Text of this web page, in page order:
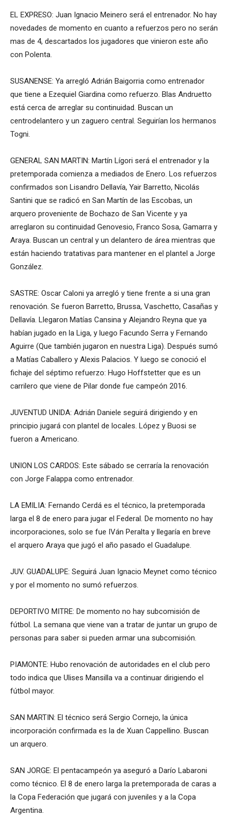
EL EXPRESO: Juan Ignacio Meinero será el entrenador. No hay
novedades de momento en cuanto a refuerzos pero no serán
mas de 4, descartados los jugadores que vinieron este año
con Polenta.
SUSANENSE: Ya arregló Adrián Baigorria como entrenador
que tiene a Ezequiel Giardina como refuerzo. Blas Andruetto
está cerca de arreglar su continuidad. Buscan un
centrodelantero y un zaguero central. Seguirían los hermanos
Togni.
GENERAL SAN MARTIN: Martín Lígori será el entrenador y la
pretemporada comienza a mediados de Enero. Los refuerzos
confirmados son Lisandro Dellavía, Yair Barretto, Nicolás
Santini que se radicó en San Martín de las Escobas, un
arquero proveniente de Bochazo de San Vicente y ya
arreglaron su continuidad Genovesio, Franco Sosa, Gamarra y
Araya. Buscan un central y un delantero de área mientras que
están haciendo tratativas para mantener en el plantel a Jorge
González.
SASTRE: Oscar Caloni ya arregló y tiene frente a si una gran
renovación. Se fueron Barretto, Brussa, Vaschetto, Casañas y
Dellavía. Llegaron Matías Cansina y Alejandro Reyna que ya
habían jugado en la Liga, y luego Facundo Serra y Fernando
Aguirre (Que también jugaron en nuestra Liga). Después sumó
a Matías Caballero y Alexis Palacios. Y luego se conoció el
fichaje del séptimo refuerzo: Hugo Hoffstetter que es un
carrilero que viene de Pilar donde fue campeón 2016.
JUVENTUD UNIDA: Adrián Daniele seguirá dirigiendo y en
principio jugará con plantel de locales. López y Buosi se
fueron a Americano.
UNION LOS CARDOS: Este sábado se cerraría la renovación
con Jorge Falappa como entrenador.
LA EMILIA: Fernando Cerdá es el técnico, la pretemporada
larga el 8 de enero para jugar el Federal. De momento no hay
incorporaciones, solo se fue IVán Peralta y llegaría en breve
el arquero Araya que jugó el año pasado el Guadalupe.
JUV. GUADALUPE: Seguirá Juan Ignacio Meynet como técnico
y por el momento no sumó refuerzos.
DEPORTIVO MITRE: De momento no hay subcomisión de
fútbol. La semana que viene van a tratar de juntar un grupo de
personas para saber si pueden armar una subcomisión.
PIAMONTE: Hubo renovación de autoridades en el club pero
todo indica que Ulises Mansilla va a continuar dirigiendo el
fútbol mayor.
SAN MARTIN: El técnico será Sergio Cornejo, la única
incorporación confirmada es la de Xuan Cappellino. Buscan
un arquero.
SAN JORGE: El pentacampeón ya aseguró a Darío Labaroni
como técnico. El 8 de enero larga la pretemporada de caras a
la Copa Federación que jugará con juveniles y a la Copa
Argentina.